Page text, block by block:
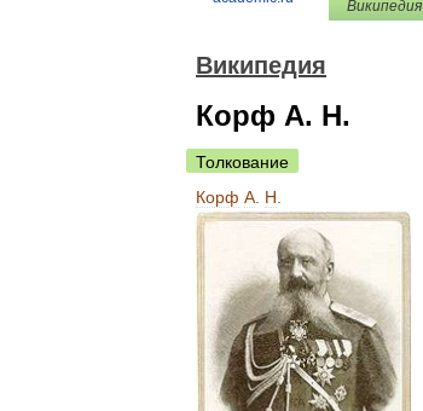
Википедия
Википедия
Корф А. Н.
Толкование
Корф А Н